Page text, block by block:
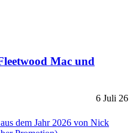
Mac und
6 Juli 26